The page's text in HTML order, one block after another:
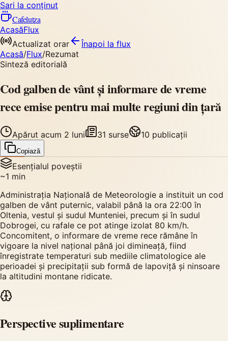
Sari la conținut
Cafelutza
AcasăFlux
Actualizat orar
Înapoi la flux
Acasă/Flux/Rezumat
Sinteză editorială
Cod galben de vânt și informare de vreme
rece emise pentru mai multe regiuni din țară
Apărut acum 2 luni 31 surse 10 publicații
Copiază
Esențialul poveștii
~1 min
Administrația Națională de Meteorologie a instituit un cod
galben de vânt puternic, valabil până la ora 22:00 în
Oltenia, vestul și sudul Munteniei, precum și în sudul
Dobrogei, cu rafale ce pot atinge izolat 80 km/h.
Concomitent, o informare de vreme rece rămâne în
vigoare la nivel național până joi dimineață, fiind
înregistrate temperaturi sub mediile climatologice ale
perioadei și precipitații sub formă de lapoviță și ninsoare
la altitudini montane ridicate.
Perspective suplimentare